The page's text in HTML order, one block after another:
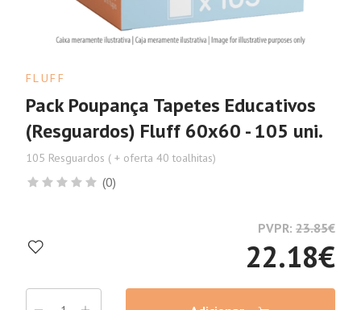
FLUFF
Pack Poupança Tapetes Educativos
(Resguardos) Fluff 60x60 - 105 uni.
105 Resguardos ( + oferta 40 toalhitas)
(0)
PVPR: 23.85€
22.18€